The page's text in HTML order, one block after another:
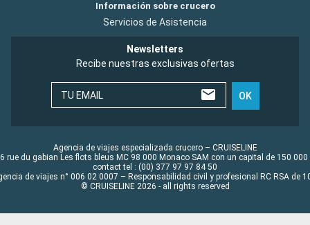
Información sobre crucero
Servicios de Asistencia
Newsletters
Recibe nuestras exclusivas ofertas
TU EMAIL OK
Agencia de viajes especializada crucero – CRUISELINE
rue du gabian Les flots bleus MC 98 000 Monaco SAM con un capital de 150 000
contact tel : (00) 377 97 97 84 50
de viajes n° 006 02 0007 – Responsabilidad civil y profesional RC RSA de
© CRUISELINE 2026 - all rights reserved